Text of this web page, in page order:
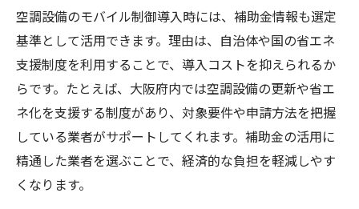
空調設備のモバイル制御導入時には、補助金情報も選定
基準として活用できます。理由は、自治体や国の省エネ
支援制度を利用することで、導入コストを抑えられるか
らです。たとえば、大阪府内では空調設備の更新や省エ
ネ化を支援する制度があり、対象要件や申請方法を把握
している業者がサポートしてくれます。補助金の活用に
精通した業者を選ぶことで、経済的な負担を軽減しやす
くなります。